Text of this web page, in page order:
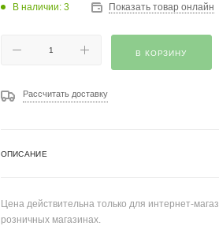
В наличии: 3 Показать товар онлайн
В КОРЗИНУ
Рассчитать доставку
ОПИСАНИЕ
Цена действительна только для интернет-
розничных магазинах.